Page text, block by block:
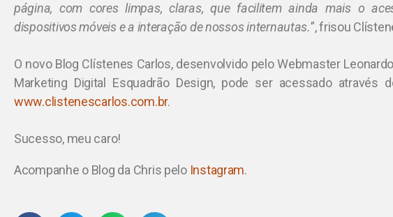
página, com cores limpas, claras, que facilitem ainda mais o
dispositivos móveis e a interação de nossos internautas.”, frisou
O novo Blog Clístenes Carlos, desenvolvido pelo Webmaster
Marketing Digital Esquadrão Design, pode ser acessado através
www.clistenescarlos.com.br.
Sucesso, meu caro!
Acompanhe o Blog da Chris pelo Instagram.